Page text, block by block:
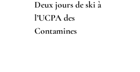
Deux jours de ski à
l’UCPA des
Contamines